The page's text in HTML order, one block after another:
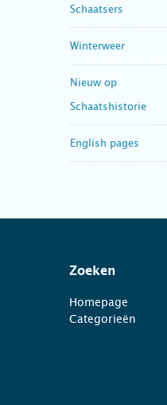
Schaatsers
Winterweer
Nieuw op
Schaatshistorie
English pages
Zoeken
Homepage
Categorieën